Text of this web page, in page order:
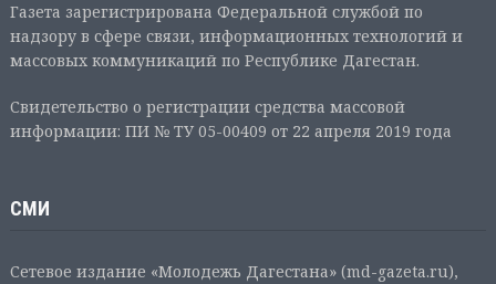
Газета зарегистрирована Федеральной службой по
надзору в сфере связи, информационных технологий и
массовых коммуникаций по Республике Дагестан.
Свидетельство о регистрации средства массовой
информации: ПИ № ТУ 05-00409 от 22 апреля 2019 года
СМИ
Сетевое издание «Молодежь Дагестана» (md-gazeta.ru),